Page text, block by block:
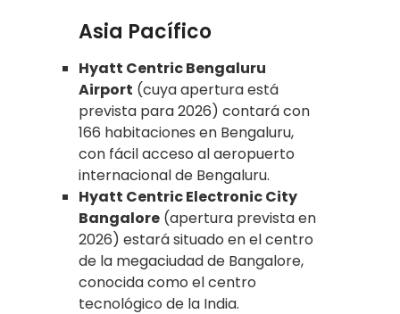
Asia Pacífico
Hyatt Centric Bengaluru
Airport (cuya apertura está
prevista para 2026) contará con
166 habitaciones en Bengaluru,
con fácil acceso al aeropuerto
internacional de Bengaluru.
Hyatt Centric Electronic City
Bangalore (apertura prevista en
2026) estará situado en el centro
de la megaciudad de Bangalore,
conocida como el centro
tecnológico de la India.